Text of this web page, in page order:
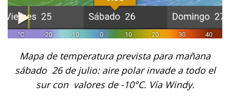
Mapa de temperatura prevista para mañana
sábado 26 de julio: aire polar invade a todo el
sur con valores de -10°C. Vía Windy.